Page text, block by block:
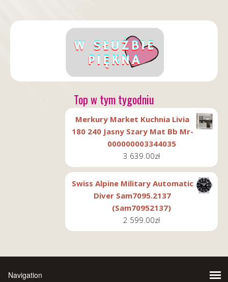
Top w tym tygodniu
Merkury Market Kuchnia Livia
180 240 Jasny Szary Mat Bb Mr-
000000003344035
3 639.00zł
Swiss Alpine Military Automatic
Diver Sam7095.2137
(Sam70952137)
2 599.00zł